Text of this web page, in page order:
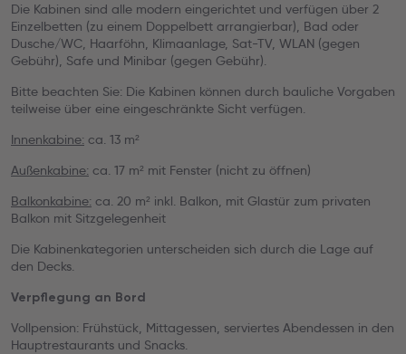
Die Kabinen sind alle modern eingerichtet und verfügen über 2
Einzelbetten (zu einem Doppelbett arrangierbar), Bad oder
Dusche/WC, Haarföhn, Klimaanlage, Sat-TV, WLAN (gegen
Gebühr), Safe und Minibar (gegen Gebühr).
Bitte beachten Sie: Die Kabinen können durch bauliche Vorgaben
teilweise über eine eingeschränkte Sicht verfügen.
Innenkabine: ca. 13 m²
Außenkabine: ca. 17 m² mit Fenster (nicht zu öffnen)
Balkonkabine: ca. 20 m² inkl. Balkon, mit Glastür zum privaten
Balkon mit Sitzgelegenheit
Die Kabinenkategorien unterscheiden sich durch die Lage auf
den Decks.
Verpflegung an Bord
Vollpension: Frühstück, Mittagessen, serviertes Abendessen in den
Hauptrestaurants und Snacks.